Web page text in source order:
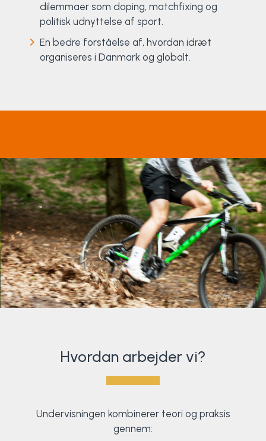
dilemmaer som doping, matchfixing og
politisk udnyttelse af sport.
En bedre forståelse af, hvordan idræt
organiseres i Danmark og globalt.
Hvordan arbejder vi?
Undervisningen kombinerer teori og praksis
gennem:
Volleyball
Yoga